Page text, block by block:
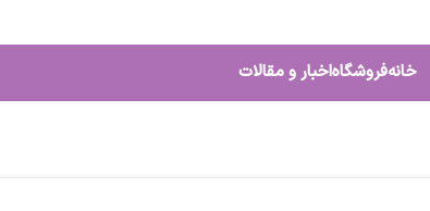
خانهفروشگاهاخبار و مقالات